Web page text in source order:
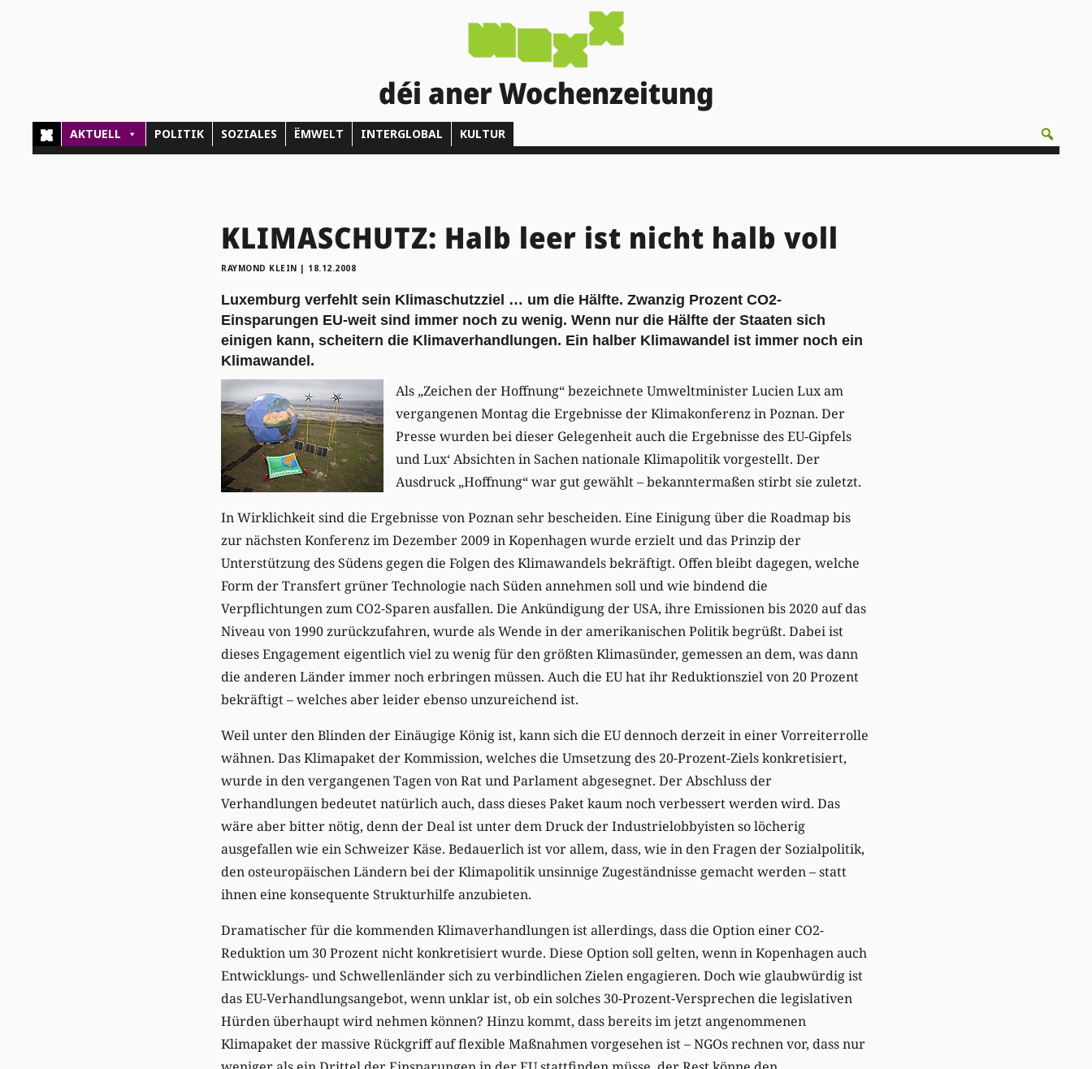
déi aner Wochenzeitung
AKTUELL POLITIK SOZIALES ËMWELT INTERGLOBAL KULTUR
KLIMASCHUTZ: Halb leer ist nicht halb voll
RAYMOND KLEIN | 18.12.2008
Luxemburg verfehlt sein Klimaschutzziel … um die Hälfte. Zwanzig Prozent CO2-
Einsparungen EU-weit sind immer noch zu wenig. Wenn nur die Hälfte der Staaten sich
einigen kann, scheitern die Klimaverhandlungen. Ein halber Klimawandel ist immer noch ein
Klimawandel.
Als „Zeichen der Hoffnung“ bezeichnete Umweltminister Lucien Lux am
vergangenen Montag die Ergebnisse der Klimakonferenz in Poznan. Der
Presse wurden bei dieser Gelegenheit auch die Ergebnisse des EU-Gipfels
und Lux‘ Absichten in Sachen nationale Klimapolitik vorgestellt. Der
Ausdruck „Hoffnung“ war gut gewählt – bekanntermaßen stirbt sie zuletzt.
In Wirklichkeit sind die Ergebnisse von Poznan sehr bescheiden. Eine Einigung über die Roadmap bis
zur nächsten Konferenz im Dezember 2009 in Kopenhagen wurde erzielt und das Prinzip der
Unterstützung des Südens gegen die Folgen des Klimawandels bekräftigt. Offen bleibt dagegen, welche
Form der Transfert grüner Technologie nach Süden annehmen soll und wie bindend die
Verpflichtungen zum CO2-Sparen ausfallen. Die Ankündigung der USA, ihre Emissionen bis 2020 auf das
Niveau von 1990 zurückzufahren, wurde als Wende in der amerikanischen Politik begrüßt. Dabei ist
dieses Engagement eigentlich viel zu wenig für den größten Klimasünder, gemessen an dem, was dann
die anderen Länder immer noch erbringen müssen. Auch die EU hat ihr Reduktionsziel von 20 Prozent
bekräftigt – welches aber leider ebenso unzureichend ist.
Weil unter den Blinden der Einäugige König ist, kann sich die EU dennoch derzeit in einer Vorreiterrolle
wähnen. Das Klimapaket der Kommission, welches die Umsetzung des 20-Prozent-Ziels konkretisiert,
wurde in den vergangenen Tagen von Rat und Parlament abgesegnet. Der Abschluss der
Verhandlungen bedeutet natürlich auch, dass dieses Paket kaum noch verbessert werden wird. Das
wäre aber bitter nötig, denn der Deal ist unter dem Druck der Industrielobbyisten so löcherig
ausgefallen wie ein Schweizer Käse. Bedauerlich ist vor allem, dass, wie in den Fragen der Sozialpolitik,
den osteuropäischen Ländern bei der Klimapolitik unsinnige Zugeständnisse gemacht werden – statt
ihnen eine konsequente Strukturhilfe anzubieten.
Dramatischer für die kommenden Klimaverhandlungen ist allerdings, dass die Option einer CO2-
Reduktion um 30 Prozent nicht konkretisiert wurde. Diese Option soll gelten, wenn in Kopenhagen auch
Entwicklungs- und Schwellenländer sich zu verbindlichen Zielen engagieren. Doch wie glaubwürdig ist
das EU-Verhandlungsangebot, wenn unklar ist, ob ein solches 30-Prozent-Versprechen die legislativen
Hürden überhaupt wird nehmen können? Hinzu kommt, dass bereits im jetzt angenommenen
Klimapaket der massive Rückgriff auf flexible Maßnahmen vorgesehen ist – NGOs rechnen vor, dass nur